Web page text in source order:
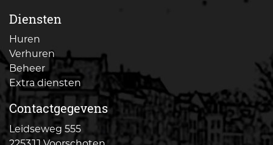
Diensten
Huren
Verhuren
Beheer
Extra diensten
Contactgegevens
Leidseweg 555